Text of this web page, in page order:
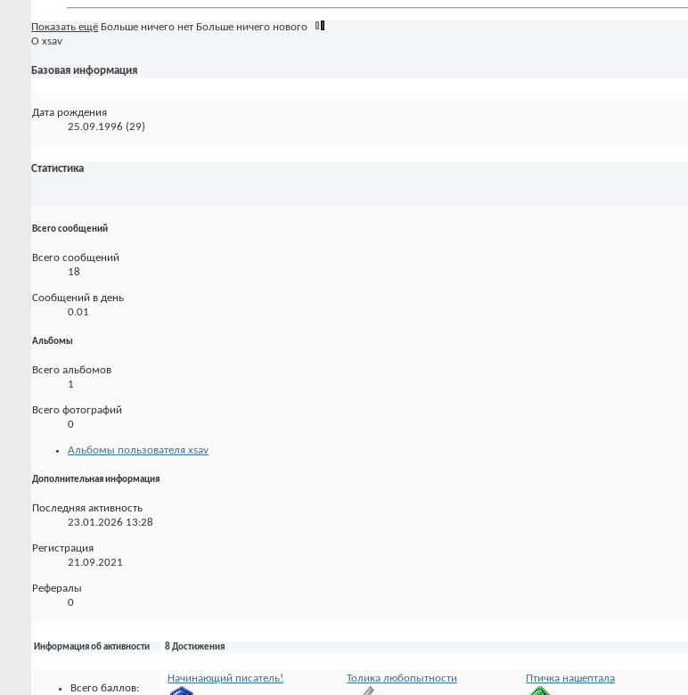
Показать ещё Больше ничего нет Больше ничего нового
О xsav
Базовая информация
Дата рождения
25.09.1996 (29)
Статистика
Всего сообщений
Всего сообщений
18
Сообщений в день
0.01
Альбомы
Всего альбомов
1
Всего фотографий
0
Альбомы пользователя xsav
Дополнительная информация
Последняя активность
23.01.2026 13:28
Регистрация
21.09.2021
Рефералы
0
Информация об активности
Всего баллов:
8 Достижения
Начинающий писатель! Толика любопытности Птичка нашептала